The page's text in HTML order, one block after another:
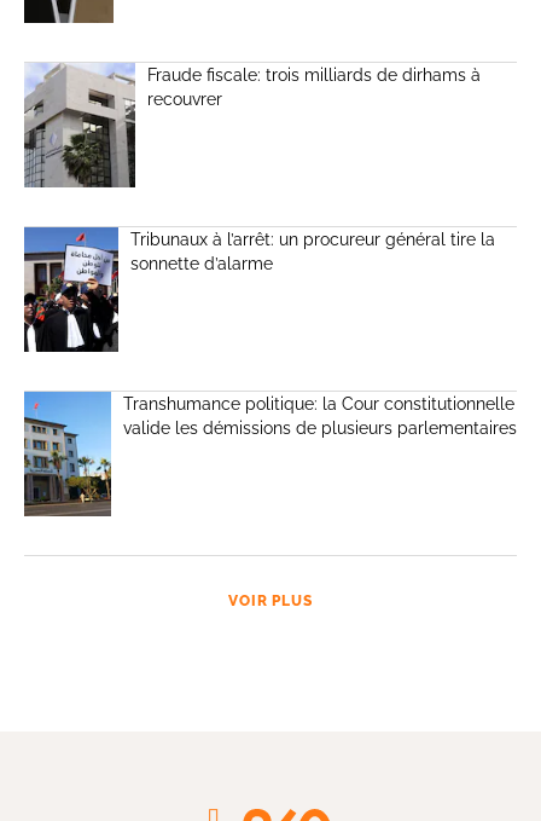
Fraude fiscale: trois milliards de dirhams à
recouvrer
Tribunaux à l’arrêt: un procureur général tire la
sonnette d’alarme
Transhumance politique: la Cour constitutionnelle
valide les démissions de plusieurs parlementaires
VOIR PLUS